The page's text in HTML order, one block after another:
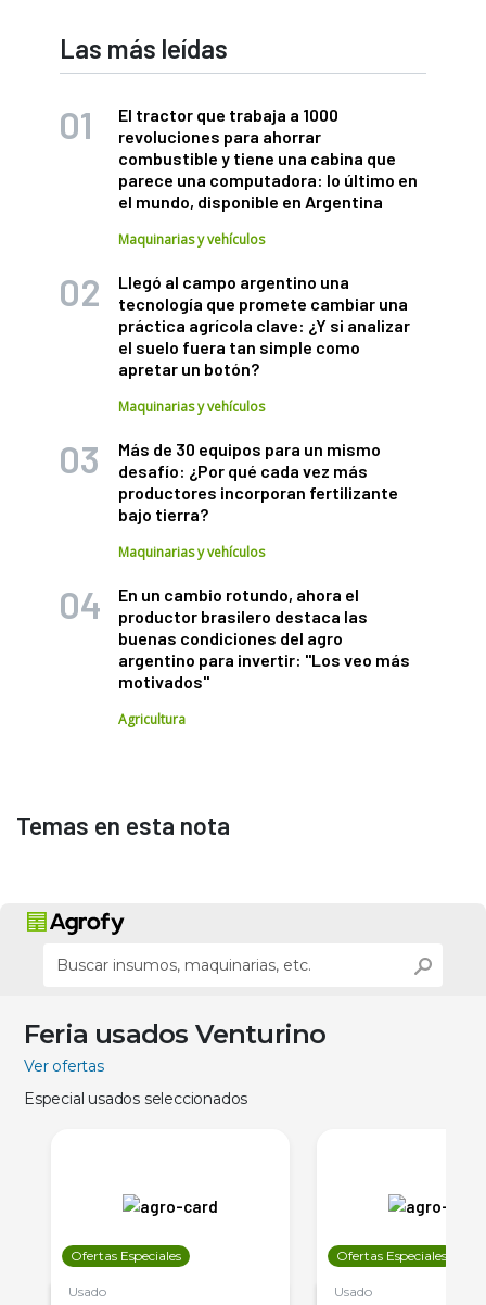
Las más leídas
El tractor que trabaja a 1000
revoluciones para ahorrar
combustible y tiene una cabina que
parece una computadora: lo último en
el mundo, disponible en Argentina
Maquinarias y vehículos
Llegó al campo argentino una
tecnología que promete cambiar una
práctica agrícola clave: ¿Y si analizar
el suelo fuera tan simple como
apretar un botón?
Maquinarias y vehículos
Más de 30 equipos para un mismo
desafío: ¿Por qué cada vez más
productores incorporan fertilizante
bajo tierra?
Maquinarias y vehículos
En un cambio rotundo, ahora el
productor brasilero destaca las
buenas condiciones del agro
argentino para invertir: "Los veo más
motivados"
Agricultura
Temas en esta nota
Feria usados Venturino
Ver ofertas
Especial usados seleccionados
Ofertas Especiales
Usado
Ofertas Especiales
Usado